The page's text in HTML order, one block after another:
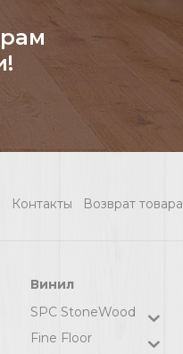
Контакты Возврат товара
Винил
SPC StoneWood
Fine Floor